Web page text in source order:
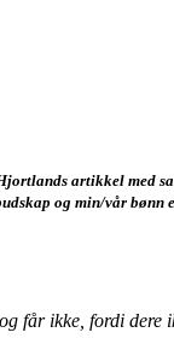
artikkel med
og min/vår bønn
får ikke, fordi dere